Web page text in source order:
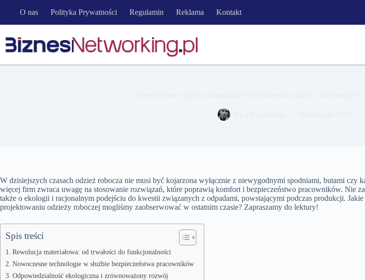
O nas Polityka Prywatności Regulamin Reklama Kontakt
W dzisiejszych czasach odzież robocza nie musi być kojarzona wyłącznie z niewygodnymi spodniami, butami czy
więcej firm zwraca uwagę na stosowanie rozwiązań, które poprawią komfort i bezpieczeństwo pracowników. Nie
także o ekologii i racjonalnym podejściu do kwestii związanych z odpadami, powstającymi podczas produkcji.
projektowaniu odzieży roboczej mogliśmy zaobserwować w ostatnim czasie? Zapraszamy do lektury!
Spis treści
Rewolucja materiałowa: od trwałości do funkcjonalności
Nowoczesne technologie w służbie bezpieczeństwa pracowników
Odpowiedzialność ekologiczna i zrównoważony rozwój